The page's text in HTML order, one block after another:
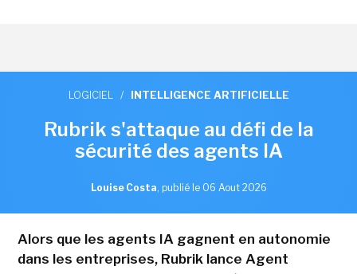
LOGICIEL / INTELLIGENCE ARTIFICIELLE
Rubrik s'attaque au défi de la
sécurité des agents IA
Louise Costa, publié le 06 Aout 2026
Alors que les agents IA gagnent en autonomie
dans les entreprises, Rubrik lance Agent